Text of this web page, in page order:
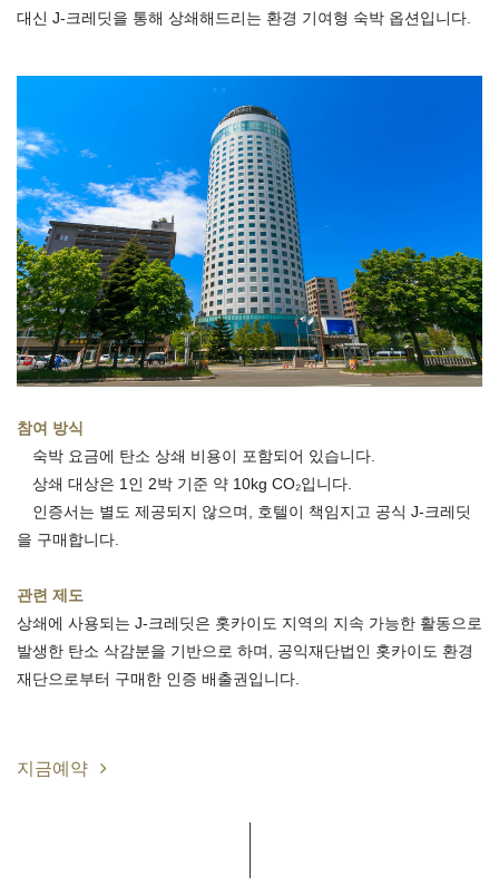
대신 J-크레딧을 통해 상쇄해드리는 환경 기여형 숙박 옵션입니다.
참여 방식
숙박 요금에 탄소 상쇄 비용이 포함되어 있습니다.
상쇄 대상은 1인 2박 기준 약 10kg CO₂입니다.
인증서는 별도 제공되지 않으며, 호텔이 책임지고 공식 J-크레딧
을 구매합니다.
관련 제도
상쇄에 사용되는 J-크레딧은 홋카이도 지역의 지속 가능한 활동으로
발생한 탄소 삭감분을 기반으로 하며, 공익재단법인 홋카이도 환경
재단으로부터 구매한 인증 배출권입니다.
지금예약